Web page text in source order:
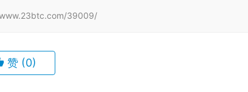
www.23btc.com/39009/
赞 (0)